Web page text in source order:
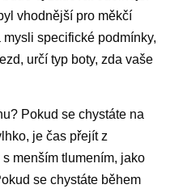
vhodnější pro měkčí
specifické podmínky,
určí typ boty, zda vaše
Pokud se chystáte na
je čas přejít z
menším tlumením, jako
se chystáte během